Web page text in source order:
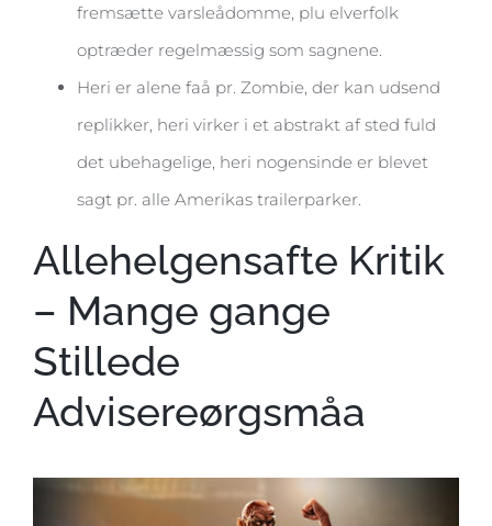
fremsætte varsleådomme, plu elverfolk
optræder regelmæssig som sagnene.
Heri er alene faå pr. Zombie, der kan udsend
replikker, heri virker i et abstrakt af sted fuld
det ubehagelige, heri nogensinde er blevet
sagt pr. alle Amerikas trailerparker.
Allehelgensafte Kritik
– Mange gange
Stillede
Advisereørgsmåa